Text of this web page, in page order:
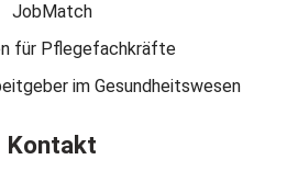
JobMatch
für Pflegefachkräfte
im Gesundheitswesen
Kontakt